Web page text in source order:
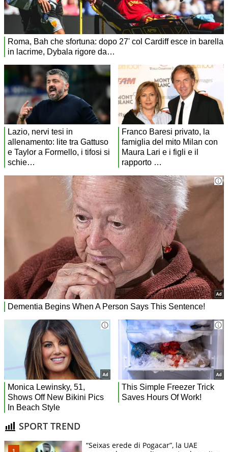
SPORT TREND
“Seixas erede di Pogacar”, la UAE